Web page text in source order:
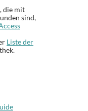
die mit
sind,
Liste der